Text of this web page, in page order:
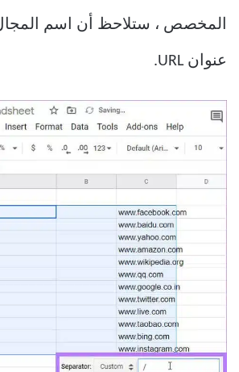
المخصص ، ستلاحظ أن اسم
عنوان URL.